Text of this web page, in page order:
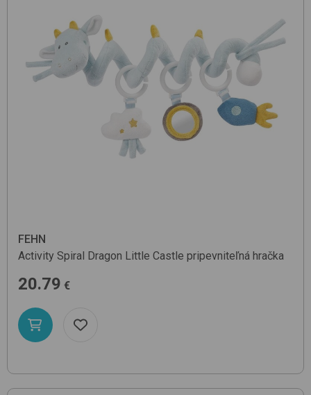
FEHN
Activity Spiral Dragon Little Castle pripevniteľná hračka
20.79 €